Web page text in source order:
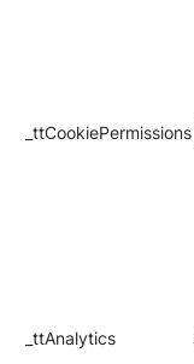
_ttCookiePermissions
_ttAnalytics